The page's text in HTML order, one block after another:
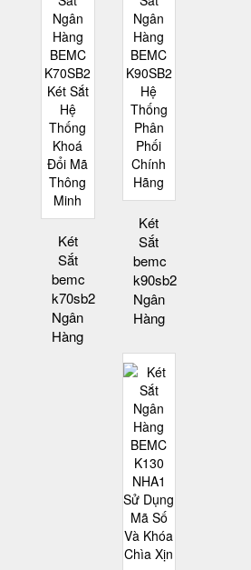
Két
Sắt
bemc
k70sb2
Ngân
Hàng
Két
Sắt
bemc
k90sb2
Ngân
Hàng